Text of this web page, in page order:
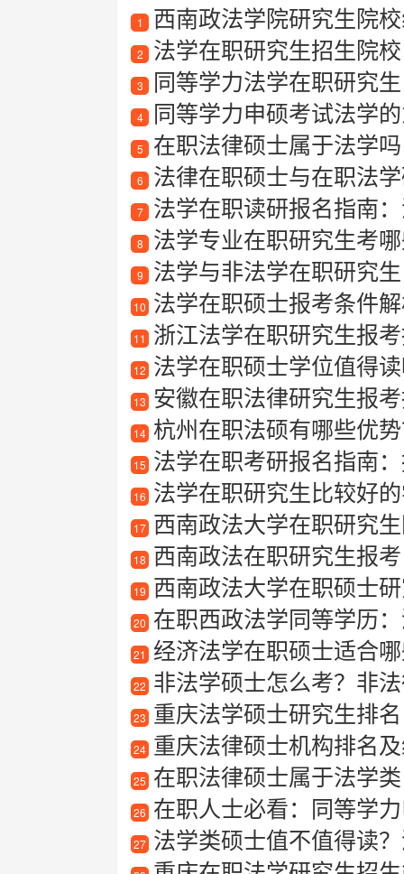
1 西南政法学院研究生院
2 法学在职研究生招生院校
3 同等学力法学在职研究生
4 同等学力申硕考试法学
5 在职法律硕士属于法学吗
6 法律在职硕士与在职法
7 法学在职读研报名指南
8 法学专业在职研究生考
9 法学与非法学在职研究
10 法学在职硕士报考条件
11 浙江法学在职研究生报考指
12 法学在职硕士学位值得
13 安徽在职法律研究生报考指
14 杭州在职法硕有哪些优
15 法学在职考研报名指南
16 法学在职研究生比较好
17 西南政法大学在职研究
18 西南政法在职研究生报考
19 西南政法大学在职硕士
20 在职西政法学同等学历
21 经济法学在职硕士适合
22 非法学硕士怎么考？非
23 重庆法学硕士研究生排名
24 重庆法律硕士机构排名
25 在职法律硕士属于法学类
26 在职人士必看：同等学
27 法学类硕士值不值得读